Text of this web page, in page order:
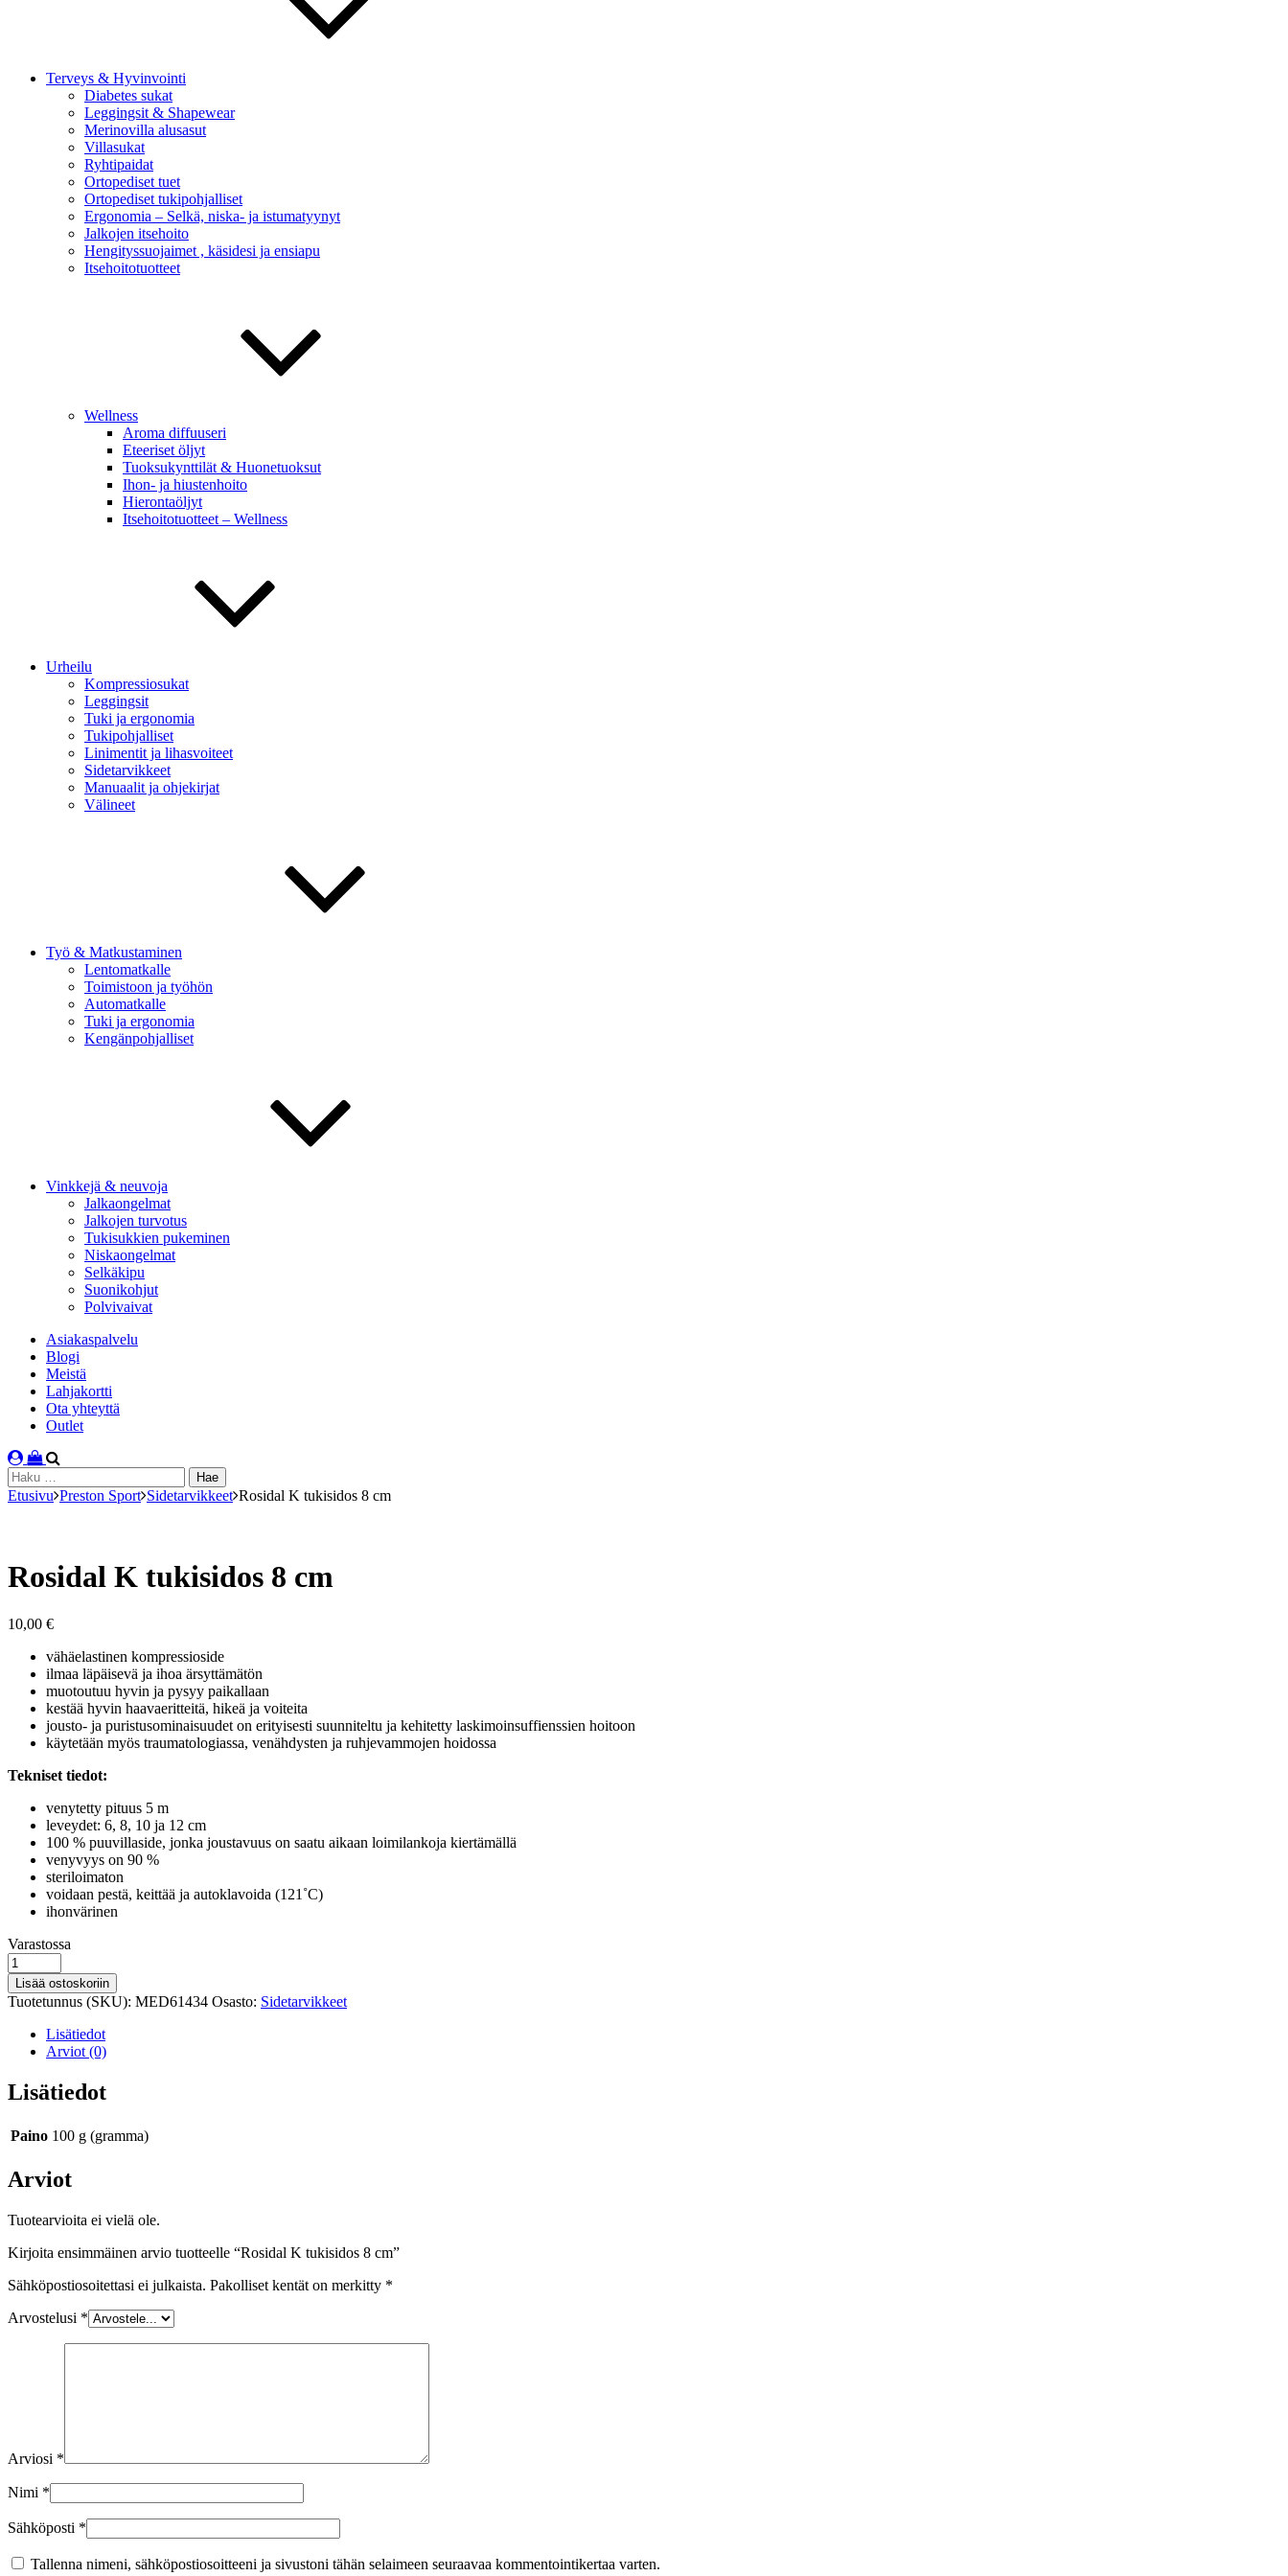
Terveys & Hyvinvointi
Diabetes sukat
Leggingsit & Shapewear
Merinovilla alusasut
Villasukat
Ryhtipaidat
Ortopediset tuet
Ortopediset tukipohjalliset
Ergonomia – Selkä, niska- ja istumatyynyt
Jalkojen itsehoito
Hengityssuojaimet , käsidesi ja ensiapu
Itsehoitotuotteet
Wellness
Aroma diffuuseri
Eteeriset öljyt
Tuoksukynttilät & Huonetuoksut
Ihon- ja hiustenhoito
Hierontaöljyt
Itsehoitotuotteet – Wellness
Urheilu
Kompressiosukat
Leggingsit
Tuki ja ergonomia
Tukipohjalliset
Linimentit ja lihasvoiteet
Sidetarvikkeet
Manuaalit ja ohjekirjat
Välineet
Työ & Matkustaminen
Lentomatkalle
Toimistoon ja työhön
Automatkalle
Tuki ja ergonomia
Kengänpohjalliset
Vinkkejä & neuvoja
Jalkaongelmat
Jalkojen turvotus
Tukisukkien pukeminen
Niskaongelmat
Selkäkipu
Suonikohjut
Polvivaivat
Asiakaspalvelu
Blogi
Meistä
Lahjakortti
Ota yhteyttä
Outlet
Haku:
Etusivu Preston Sport Sidetarvikkeet Rosidal K tukisidos 8 cm
Rosidal K tukisidos 8 cm
10,00 €
vähäelastinen kompressioside
ilmaa läpäisevä ja ihoa ärsyttämätön
muotoutuu hyvin ja pysyy paikallaan
kestää hyvin haavaeritteitä, hikeä ja voiteita
jousto- ja puristusominaisuudet on erityisesti suunniteltu ja kehitetty laskimoinsuffienssien hoitoon
käytetään myös traumatologiassa, venähdysten ja ruhjevammojen hoidossa
Tekniset tiedot:
venytetty pituus 5 m
leveydet: 6, 8, 10 ja 12 cm
100 % puuvillaside, jonka joustavuus on saatu aikaan loimilankoja kiertämällä
venyvyys on 90 %
steriloimaton
voidaan pestä, keittää ja autoklavoida (121˚C)
ihonvärinen
Varastosaldo
Varastossa
Rosidal
K
tukisidos
8
määrä
Lisää ostoskoriin
Tuotetunnus (SKU): MED61434 Osasto: Sidetarvikkeet
Lisätiedot
Arviot (0)
Lisätiedot
Paino 100 g (gramma)
Arviot
Tuotearvioita ei vielä ole.
Kirjoita ensimmäinen arvio tuotteelle “Rosidal K tukisidos 8 cm”
Sähköpostiosoitettasi ei julkaista. Pakolliset kentät on merkitty *
Arvostelusi *
Arviosi *
Nimi *
Sähköposti *
Tallenna nimeni, sähköpostiosoitteeni ja sivustoni tähän selaimeen seuraavaa kommentointikertaa varten.